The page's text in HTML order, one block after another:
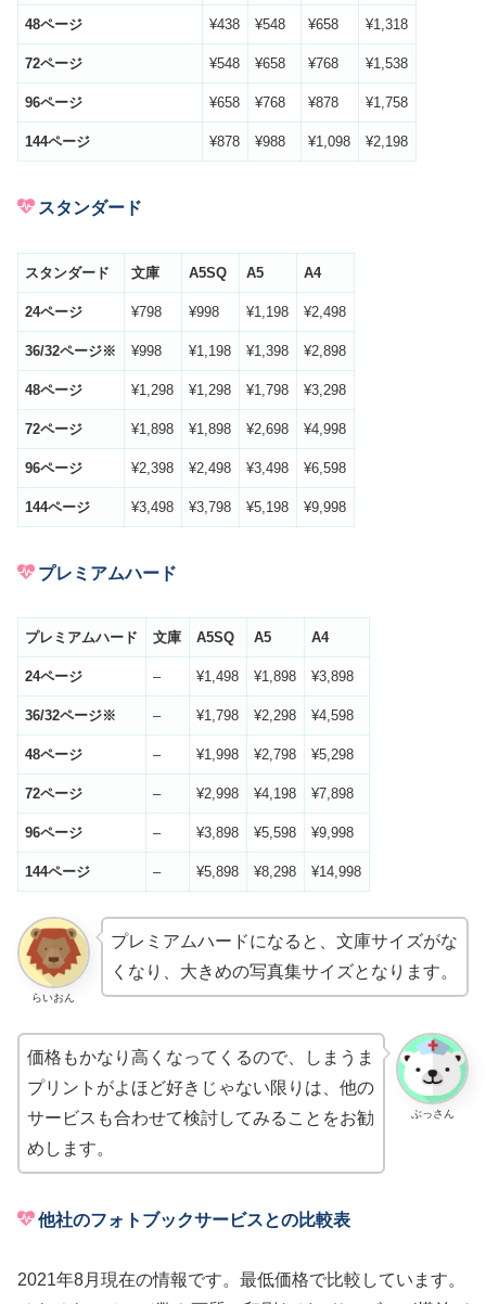
48ページ ¥438 ¥548 ¥658 ¥1,318
72ページ ¥548 ¥658 ¥768 ¥1,538
96ページ ¥658 ¥768 ¥878 ¥1,758
144ページ ¥878 ¥988 ¥1,098 ¥2,198
スタンダード
スタンダード 文庫 A5SQ A5 A4
24ページ ¥798 ¥998 ¥1,198 ¥2,498
36/32ページ※ ¥998 ¥1,198 ¥1,398 ¥2,898
48ページ ¥1,298 ¥1,298 ¥1,798 ¥3,298
72ページ ¥1,898 ¥1,898 ¥2,698 ¥4,998
96ページ ¥2,398 ¥2,498 ¥3,498 ¥6,598
144ページ ¥3,498 ¥3,798 ¥5,198 ¥9,998
プレミアムハード
プレミアムハード 文庫 A5SQ A5 A4
24ページ – ¥1,498 ¥1,898 ¥3,898
36/32ページ※ – ¥1,798 ¥2,298 ¥4,598
48ページ – ¥1,998 ¥2,798 ¥5,298
72ページ – ¥2,998 ¥4,198 ¥7,898
96ページ – ¥3,898 ¥5,598 ¥9,998
144ページ – ¥5,898 ¥8,298 ¥14,998
らいおん
プレミアムハードになると、文庫サイズがな
くなり、大きめの写真集サイズとなります。
ぶっさん
価格もかなり高くなってくるので、しまうま
プリントがよほど好きじゃない限りは、他の
サービスも合わせて検討してみることをお勧
めします。
他社のフォトブックサービスとの比較表
2021年8月現在の情報です。最低価格で比較しています。